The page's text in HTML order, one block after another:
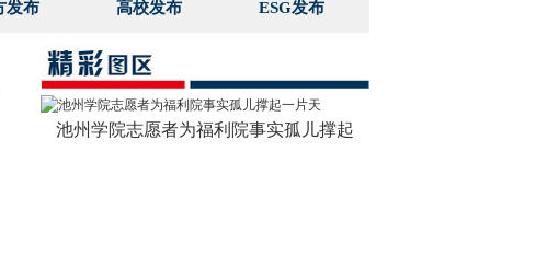
发布 高校发布 ESG发布
池州学院志愿者为福利院事实孤儿撑起